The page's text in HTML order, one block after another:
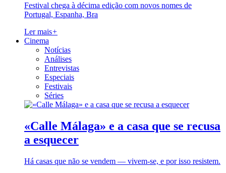
Festival chega à décima edição com novos nomes de
Portugal, Espanha, Bra
Ler mais+
Cinema
Notícias
Análises
Entrevistas
Especiais
Festivais
Séries
«Calle Málaga» e a casa que se recusa
a esquecer
Há casas que não se vendem — vivem-se, e por isso resistem.